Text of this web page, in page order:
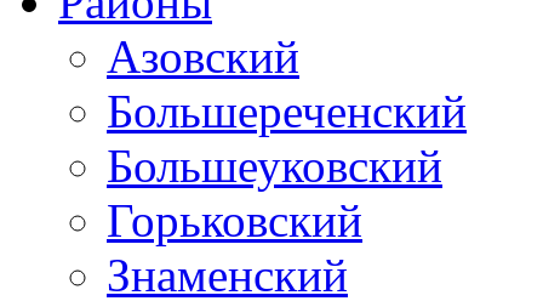
Азовский
Большереченский
Большеуковский
Горьковский
Знаменский